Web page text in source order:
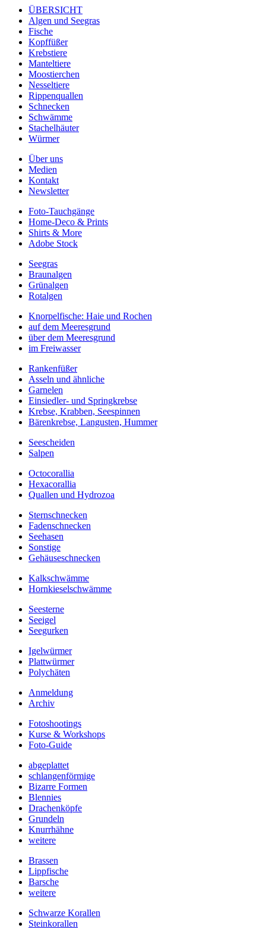
ÜBERSICHT
Algen und Seegras
Fische
Kopffüßer
Krebstiere
Manteltiere
Moostierchen
Nesseltiere
Rippenquallen
Schnecken
Schwämme
Stachelhäuter
Würmer
Über uns
Medien
Kontakt
Newsletter
Foto-Tauchgänge
Home-Deco & Prints
Shirts & More
Adobe Stock
Seegras
Braunalgen
Grünalgen
Rotalgen
Knorpelfische: Haie und Rochen
auf dem Meeresgrund
über dem Meeresgrund
im Freiwasser
Rankenfüßer
Asseln und ähnliche
Garnelen
Einsiedler- und Springkrebse
Krebse, Krabben, Seespinnen
Bärenkrebse, Langusten, Hummer
Seescheiden
Salpen
Octocorallia
Hexacorallia
Quallen und Hydrozoa
Sternschnecken
Fadenschnecken
Seehasen
Sonstige
Gehäuseschnecken
Kalkschwämme
Hornkieselschwämme
Seesterne
Seeigel
Seegurken
Igelwürmer
Plattwürmer
Polychäten
Anmeldung
Archiv
Fotoshootings
Kurse & Workshops
Foto-Guide
abgeplattet
schlangenförmige
Bizarre Formen
Blennies
Drachenköpfe
Grundeln
Knurrhähne
weitere
Brassen
Lippfische
Barsche
weitere
Schwarze Korallen
Steinkorallen